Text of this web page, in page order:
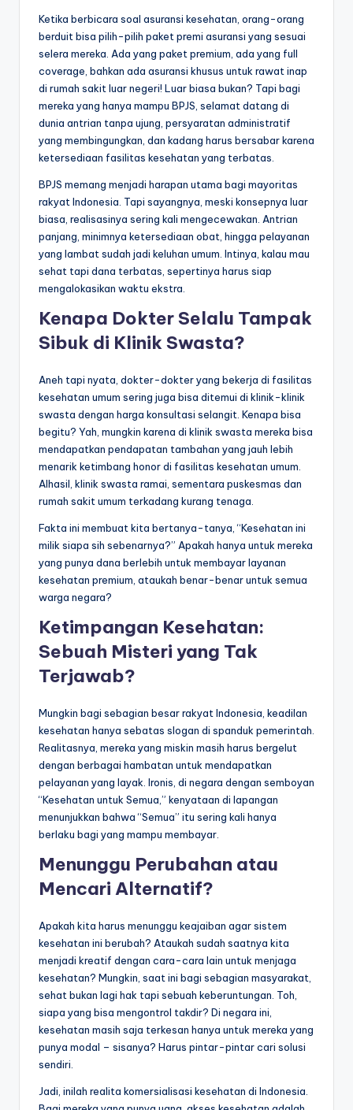
Ketika berbicara soal asuransi kesehatan, orang-orang
berduit bisa pilih-pilih paket premi asuransi yang sesuai
selera mereka. Ada yang paket premium, ada yang full
coverage, bahkan ada asuransi khusus untuk rawat inap
di rumah sakit luar negeri! Luar biasa bukan? Tapi bagi
mereka yang hanya mampu BPJS, selamat datang di
dunia antrian tanpa ujung, persyaratan administratif
yang membingungkan, dan kadang harus bersabar karena
ketersediaan fasilitas kesehatan yang terbatas.
BPJS memang menjadi harapan utama bagi mayoritas
rakyat Indonesia. Tapi sayangnya, meski konsepnya luar
biasa, realisasinya sering kali mengecewakan. Antrian
panjang, minimnya ketersediaan obat, hingga pelayanan
yang lambat sudah jadi keluhan umum. Intinya, kalau mau
sehat tapi dana terbatas, sepertinya harus siap
mengalokasikan waktu ekstra.
Kenapa Dokter Selalu Tampak
Sibuk di Klinik Swasta?
Aneh tapi nyata, dokter-dokter yang bekerja di fasilitas
kesehatan umum sering juga bisa ditemui di klinik-klinik
swasta dengan harga konsultasi selangit. Kenapa bisa
begitu? Yah, mungkin karena di klinik swasta mereka bisa
mendapatkan pendapatan tambahan yang jauh lebih
menarik ketimbang honor di fasilitas kesehatan umum.
Alhasil, klinik swasta ramai, sementara puskesmas dan
rumah sakit umum terkadang kurang tenaga.
Fakta ini membuat kita bertanya-tanya, “Kesehatan ini
milik siapa sih sebenarnya?” Apakah hanya untuk mereka
yang punya dana berlebih untuk membayar layanan
kesehatan premium, ataukah benar-benar untuk semua
warga negara?
Ketimpangan Kesehatan:
Sebuah Misteri yang Tak
Terjawab?
Mungkin bagi sebagian besar rakyat Indonesia, keadilan
kesehatan hanya sebatas slogan di spanduk pemerintah.
Realitasnya, mereka yang miskin masih harus bergelut
dengan berbagai hambatan untuk mendapatkan
pelayanan yang layak. Ironis, di negara dengan semboyan
“Kesehatan untuk Semua,” kenyataan di lapangan
menunjukkan bahwa “Semua” itu sering kali hanya
berlaku bagi yang mampu membayar.
Menunggu Perubahan atau
Mencari Alternatif?
Apakah kita harus menunggu keajaiban agar sistem
kesehatan ini berubah? Ataukah sudah saatnya kita
menjadi kreatif dengan cara-cara lain untuk menjaga
kesehatan? Mungkin, saat ini bagi sebagian masyarakat,
sehat bukan lagi hak tapi sebuah keberuntungan. Toh,
siapa yang bisa mengontrol takdir? Di negara ini,
kesehatan masih saja terkesan hanya untuk mereka yang
punya modal – sisanya? Harus pintar-pintar cari solusi
sendiri.
Jadi, inilah realita komersialisasi kesehatan di Indonesia.